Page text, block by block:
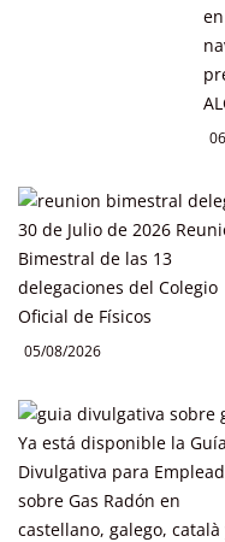
30 de Julio de 2026
Bimestral de las 13
delegaciones del Colegio
Oficial de Físicos
05/08/2026
Ya está disponible la Guía
Divulgativa para
sobre Gas Radón en
castellano, galego, català